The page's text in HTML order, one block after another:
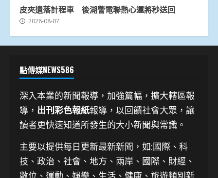
皮夾遺落計程車 後湖警電聯熱心運將秒送回
2026-08-07
點傳媒NEWS586
深入本業的新聞報導，加強篇幅，擴大轄區報
導， 出刊彩色報紙報導，以回饋社會大眾，讓
讀者更快速知道所發生的大小新聞與常識。
主要以提供每日更新最新新聞 ，如:國際、科
技、 政治、社會、地方、兩岸、國際、財經、